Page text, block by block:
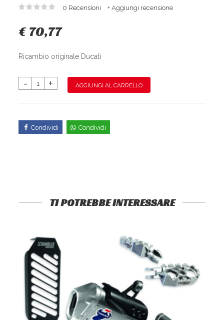
0 Recensioni + Aggiungi recensione
€ 70,77
Ricambio originale Ducati
AGGIUNGI AL CARRELLO
Condividi Condividi
TI POTREBBE INTERESSARE